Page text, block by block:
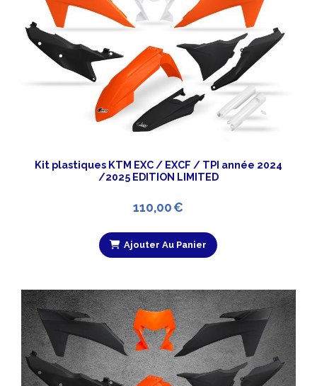
Kit plastiques KTM EXC / EXCF / TPI année 2024
/2025 EDITION LIMITED
110,00€
Ajouter Au Panier